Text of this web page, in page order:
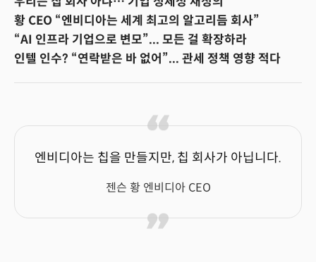
황 CEO “엔비디아는 세계 최고의 알고리듬 회사”
“AI 인프라 기업으로 변모”... 모든 걸 확장하라
인텔 인수? “연락받은 바 없어”... 관세 정책 영향 적다
엔비디아는 칩을 만들지만, 칩 회사가 아닙니다.
젠슨 황 엔비디아 CEO